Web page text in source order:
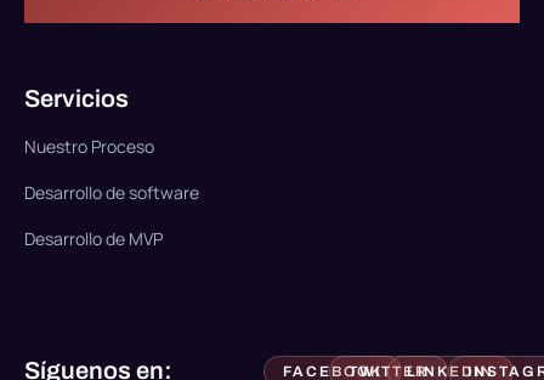
Servicios
Nuestro Proceso
Desarrollo de software
Desarrollo de MVP
Síguenos en: FACEBOOKTWITTERLINKEDIN